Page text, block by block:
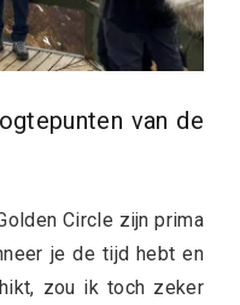
van de
Circle zijn prima
je de tijd hebt en
zou ik toch zeker